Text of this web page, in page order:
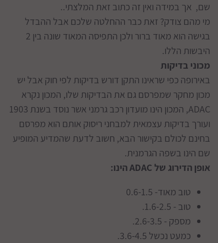
שם, אך במידה ואין זה כתוב זאת המלצתי..
מי מהם צודק? זאת כבר ההחלטה שלכם אבל ההבדל
בגישה הוא מאוד ברור ולכן התפיסה המאוד שונה בין 2
היבשות הללו.
מכוני בדיקות
באירופה כפי שראינו התקן דורש בדיקות לפי חוק אבל יש
מכון מחקר שמפרסם גם את הבדיקות שלו, המכון נקרא
ADAC, המכון הינו מועדון רכב גרמני אשר נוסד בשנת 1903
ועורך בדיקות עצמאית למבחני ריסוק אותם הוא מפרסם
בחינם לכולם בקישור הבא, חשוב לדעת שהמדיע המופיע
שם הינו בשפה הגרמנית.
אופן הדירוג של ADAC הינו:
טוב מאוד- 0.6-1.5
טוב - 1.6-2.5.
מספק - 2.6-3.5.
כמעט נכשל 3.6-4.5.